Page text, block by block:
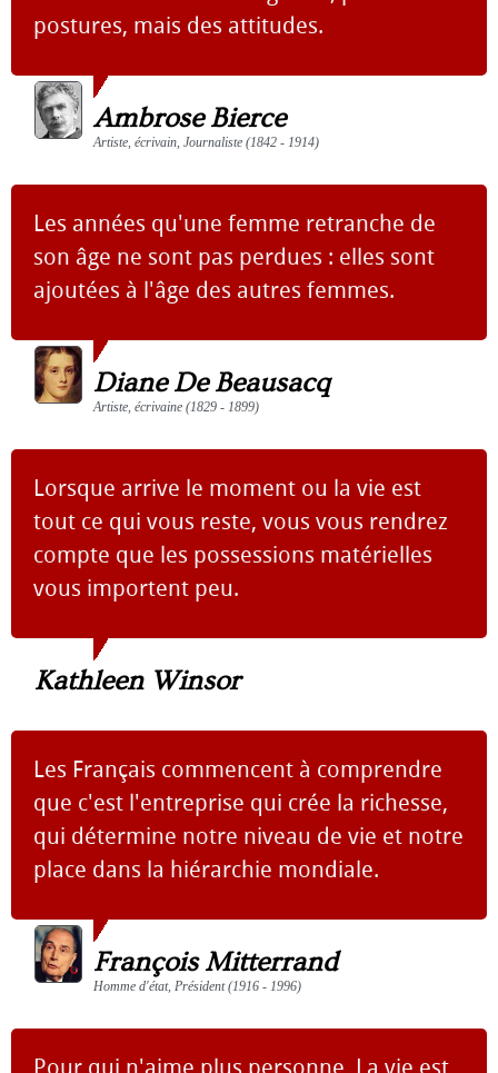
postures, mais des attitudes.
Ambrose Bierce
Artiste, écrivain, Journaliste (1842 - 1914)
Les années qu'une femme retranche de
son âge ne sont pas perdues : elles sont
ajoutées à l'âge des autres femmes.
Diane De Beausacq
Artiste, écrivaine (1829 - 1899)
Lorsque arrive le moment ou la vie est
tout ce qui vous reste, vous vous rendrez
compte que les possessions matérielles
vous importent peu.
Kathleen Winsor
Les Français commencent à comprendre
que c'est l'entreprise qui crée la richesse,
qui détermine notre niveau de vie et notre
place dans la hiérarchie mondiale.
François Mitterrand
Homme d'état, Président (1916 - 1996)
Pour qui n'aime plus personne, La vie est